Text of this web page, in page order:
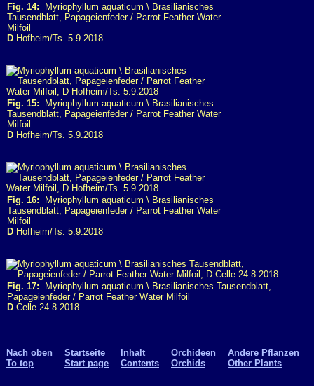
Fig. 14: Myriophyllum aquaticum \ Brasilianisches
Tausendblatt, Papageienfeder / Parrot Feather Water
Milfoil
D Hofheim/Ts. 5.9.2018
Fig. 15: Myriophyllum aquaticum \ Brasilianisches
Tausendblatt, Papageienfeder / Parrot Feather Water
Milfoil
D Hofheim/Ts. 5.9.2018
Fig. 16: Myriophyllum aquaticum \ Brasilianisches
Tausendblatt, Papageienfeder / Parrot Feather Water
Milfoil
D Hofheim/Ts. 5.9.2018
Fig. 17: Myriophyllum aquaticum \ Brasilianisches Tausendblatt,
Papageienfeder / Parrot Feather Water Milfoil
D Celle 24.8.2018
Nach oben
To top
Startseite
Start page
Inhalt
Contents
Orchideen
Orchids
Andere Pflanzen
Other Plants